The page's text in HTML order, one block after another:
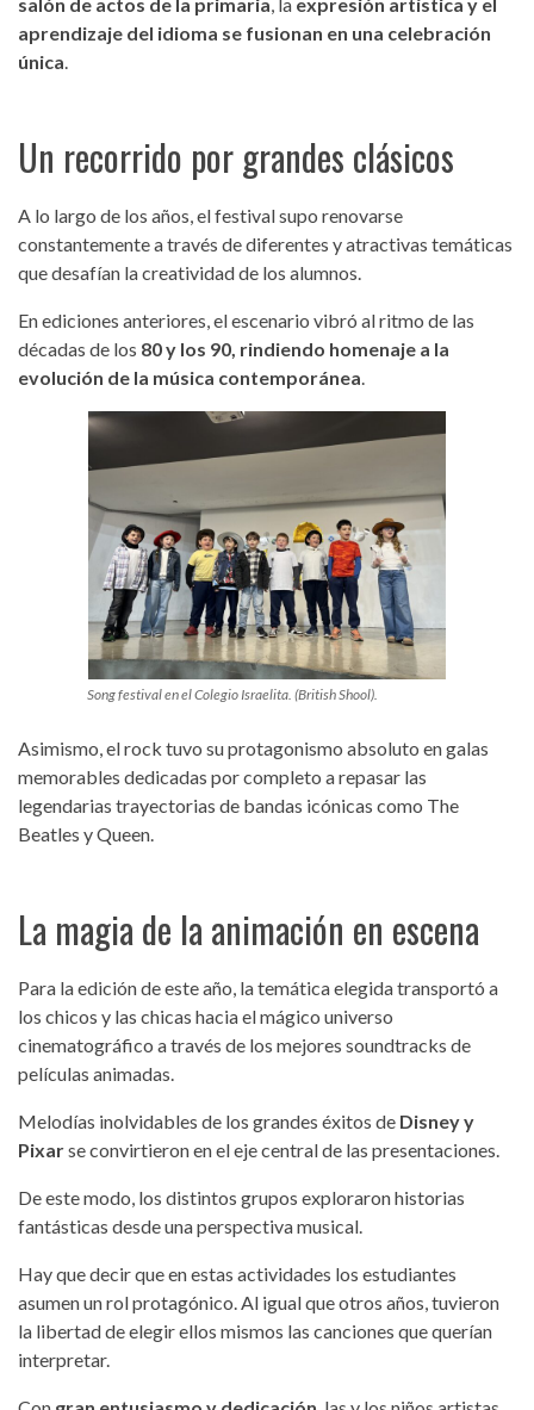
aprendizaje del idioma se fusionan en una celebración
única.
Un recorrido por grandes clásicos
A lo largo de los años, el festival supo renovarse
constantemente a través de diferentes y atractivas temáticas
que desafían la creatividad de los alumnos.
En ediciones anteriores, el escenario vibró al ritmo de las
décadas de los 80 y los 90, rindiendo homenaje a la
evolución de la música contemporánea.
Song festival en el Colegio Israelita. (British Shool).
Asimismo, el rock tuvo su protagonismo absoluto en galas
memorables dedicadas por completo a repasar las
legendarias trayectorias de bandas icónicas como The
Beatles y Queen.
La magia de la animación en escena
Para la edición de este año, la temática elegida transportó a
los chicos y las chicas hacia el mágico universo
cinematográfico a través de los mejores soundtracks de
películas animadas.
Melodías inolvidables de los grandes éxitos de Disney y
Pixarse convirtieron en el eje central de las presentaciones.
De este modo, los distintos grupos exploraron historias
fantásticas desde una perspectiva musical.
Hay que decir que en estas actividades los estudiantes
asumen un rol protagónico. Al igual que otros años, tuvieron
la libertad de elegir ellos mismos las canciones que querían
interpretar.